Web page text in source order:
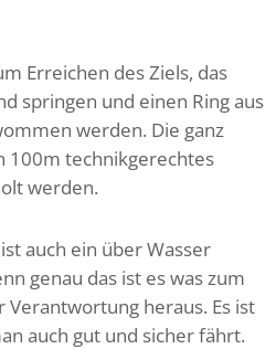
Erreichen des Ziels, das
springen und einen Ring aus
werden. Die ganz
100m technikgerechtes
werden.
auch ein über Wasser
genau das ist es was zum
heraus. Es ist
auch gut und sicher fährt.